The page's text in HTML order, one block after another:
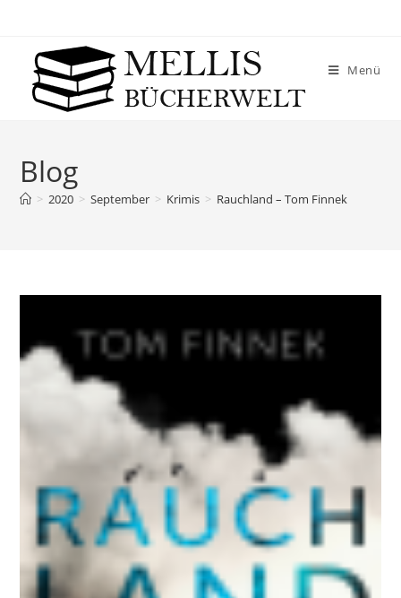
Menü
Blog
> 2020 > September > Krimis > Rauchland – Tom Finnek